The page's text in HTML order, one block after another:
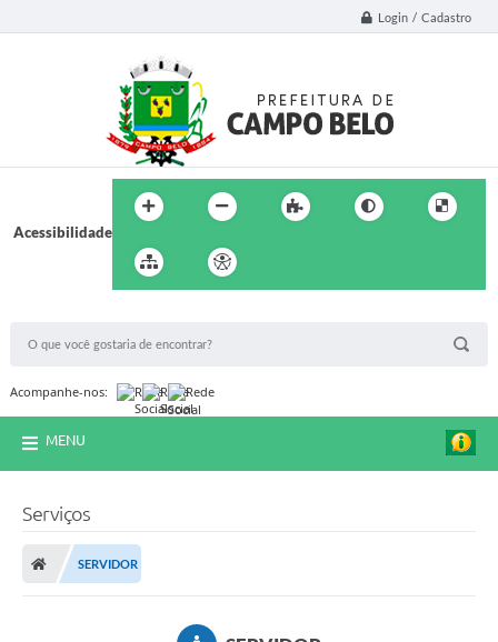
Login / Cadastro
Acessibilidade
Acompanhe-nos:
MENU
Serviços
SERVIDOR